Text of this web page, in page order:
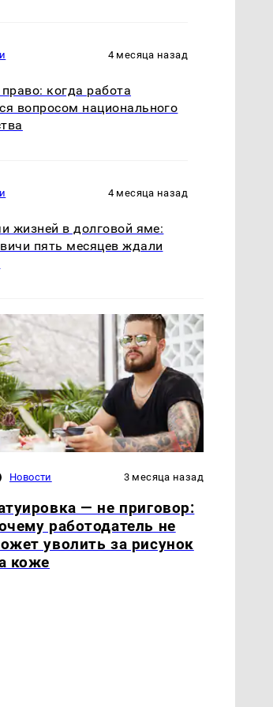
4 месяца назад
когда работа
вопросом национального
4 месяца назад
жизней в долговой яме:
пять месяцев ждали
Новости 3 месяца назад
— не приговор:
работодатель не
уволить за рисунок
коже